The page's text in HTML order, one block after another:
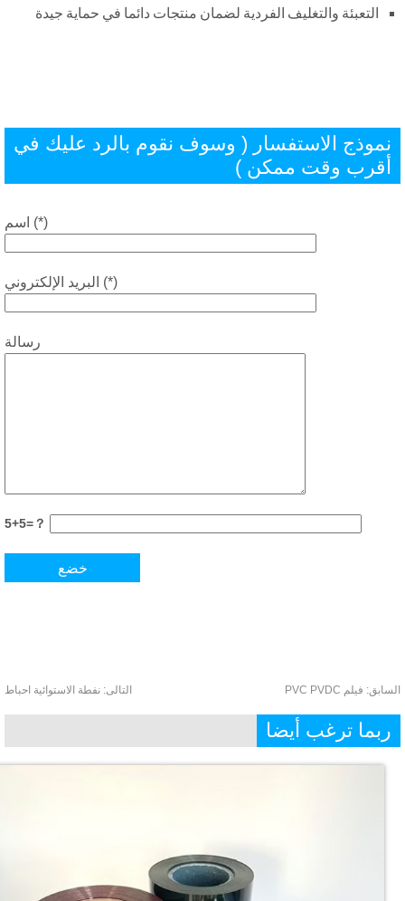
التعبئة والتغليف الفردية لضمان منتجات دائما في حماية جيدة
الاستفسار ( وسوف نقوم بالرد عليك في
وقت ممكن )
اسم (*)
البريد الإلكتروني (*)
رسالة
5+5=？
فيلم PVC PVDC التالى:نفطة الاستوائية احباط
ترغب أيضا